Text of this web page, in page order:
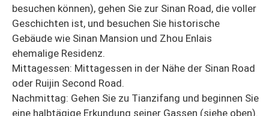
besuchen können), gehen Sie zur Sinan Road, die voller
Geschichten ist, und besuchen Sie historische
Gebäude wie Sinan Mansion und Zhou Enlais
ehemalige Residenz.
Mittagessen: Mittagessen in der Nähe der Sinan Road
oder Ruijin Second Road.
Nachmittag: Gehen Sie zu Tianzifang und beginnen Sie
eine halbtägige Erkundung seiner Gassen (siehe oben).